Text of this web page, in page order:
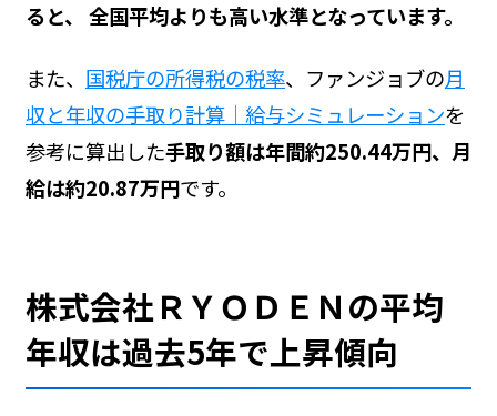
ると、 全国平均よりも高い水準となっています。
また、 国税庁の所得税の税率、ファンジョブの月
収と年収の手取り計算｜給与シミュレーションを
参考に算出した手取り額は年間約250.44万円、月
給は約20.87万円です。
株式会社ＲＹＯＤＥＮの平均
年収は過去5年で上昇傾向